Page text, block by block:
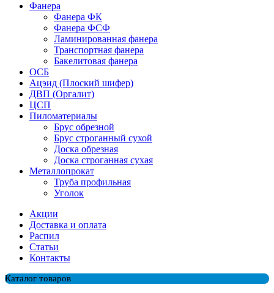
Фанера
Фанера ФК
Фанера ФСФ
Ламинированная фанера
Транспортная фанера
Бакелитовая фанера
ОСБ
Ацэид (Плоский шифер)
ДВП (Оргалит)
ЦСП
Пиломатериалы
Брус обрезной
Брус строганный сухой
Доска обрезная
Доска строганная сухая
Металлопрокат
Труба профильная
Уголок
Акции
Доставка и оплата
Распил
Cтатьи
Контакты
Каталог товаров